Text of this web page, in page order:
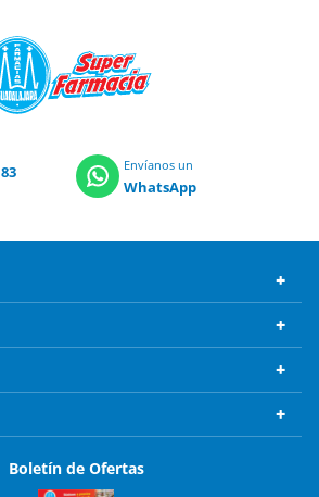
83
Envíanos un
WhatsApp
Boletín de Ofertas